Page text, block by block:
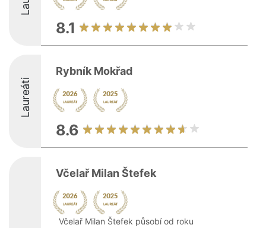
8.1
Laureáti
Rybník Mokřad
8.6
Včelař Milan Štefek
Včelař Milan Štefek působí od roku